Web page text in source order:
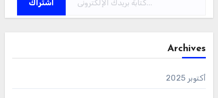
اشتراك
Archives
أكتوبر 2025